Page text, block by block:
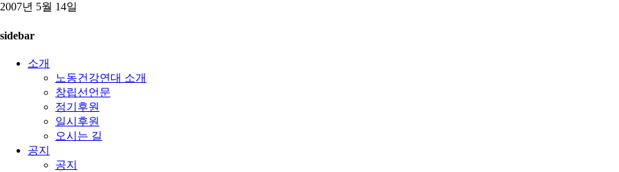
2007년 5월 14일
sidebar
소개
노동건강연대 소개
창립선언문
정기후원
일시후원
오시는 길
공지
공지